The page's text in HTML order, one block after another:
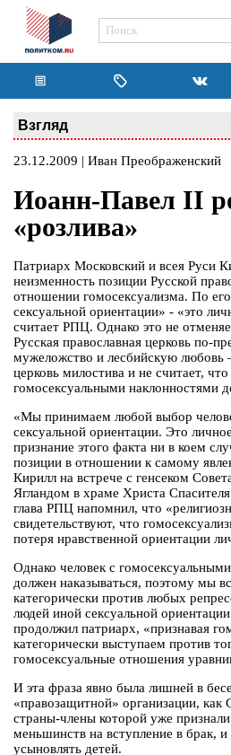
Взгляд
23.12.2009 | Иван Преображенский
Иоанн-Павел II
«розлива»
Патриарх Московский и всея Руси
неизменность позиции Русской
отношении гомосексуализма. По
сексуальной ориентации» - «это
считает РПЦ. Однако это не
Русская православная церковь по-
мужеложство и лесбийскую любовь
церковь милостива и не считает, что
гомосексуальными наклонностями
«Мы принимаем любой выбор
сексуальной ориентации. Это
признание этого факта ни в коем
позиции в отношении к самому
Кирилл на встрече с генсеком
Ягландом в храме Христа
глава РПЦ напомнил, что
свидетельствуют, что
потеря нравственной ориентации
Однако человек с
должен наказываться, поэтому мы
категорически против любых
людей иной сексуальной
продолжил патриарх, «признавая
категорически выступаем против
гомосексуальные отношения
И эта фраза явно была лишней в
«правозащитной» организации, как
страны-члены которой уже
меньшинств на вступление в брак,
усыновлять детей.